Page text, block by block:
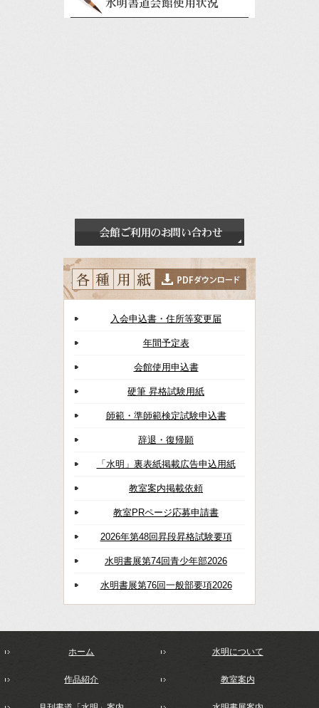
入会申込書・住所等変更届
年間予定表
会館使用申込書
硬筆 昇格試験用紙
師範・準師範検定試験申込書
辞退・復帰願
「水明」裏表紙掲載広告申込用紙
教室案内掲載依頼
教室PRページ応募申請書
2026年第48回昇段昇格試験要項
水明書展第74回青少年部2026
水明書展第76回一般部要項2026
ホーム 水明について
作品紹介 教室案内